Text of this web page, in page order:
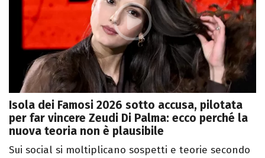
Isola dei Famosi 2026 sotto accusa, pilotata
per far vincere Zeudi Di Palma: ecco perché la
nuova teoria non è plausibile
Sui social si moltiplicano sospetti e teorie secondo